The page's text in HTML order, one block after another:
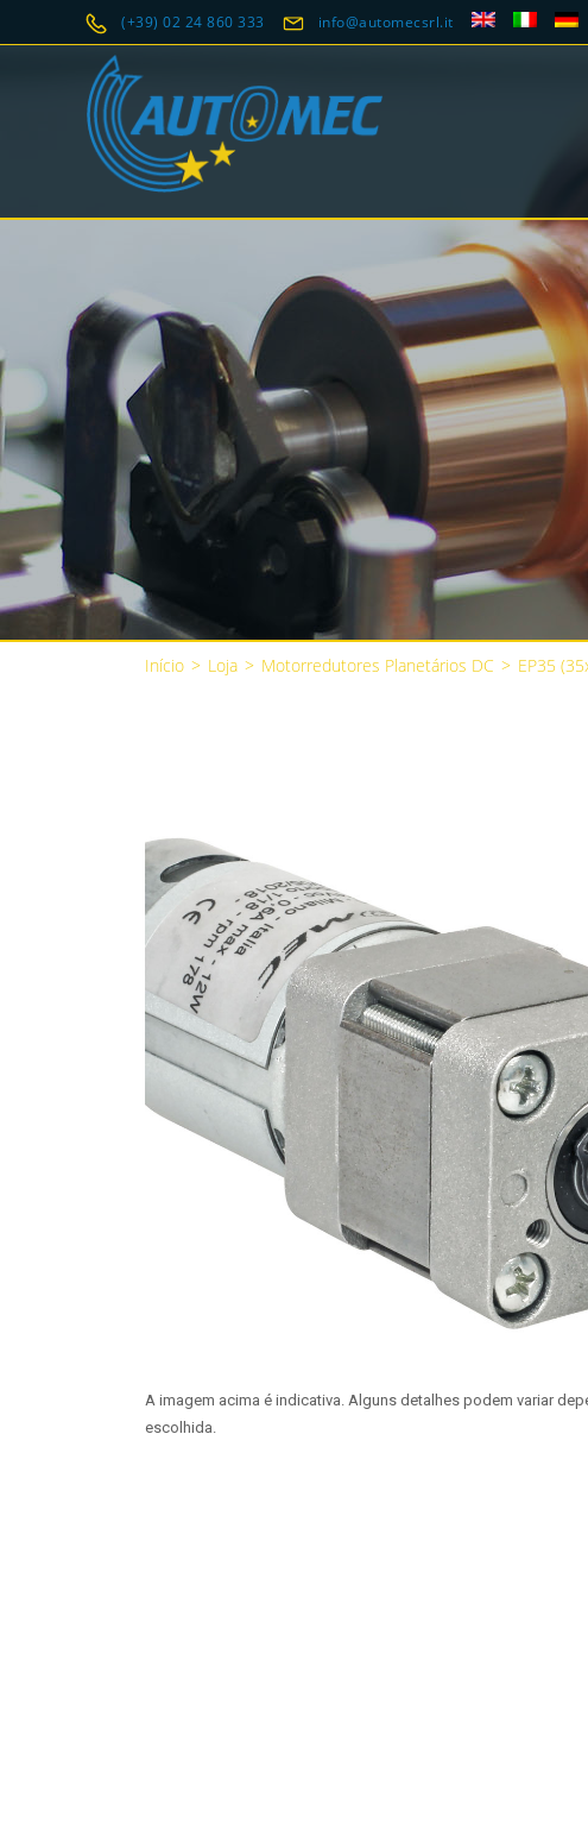
(+39) 02 24 860 333 info@automecsrl.it
Início > Loja > Motorredutores Planetários DC > EP35
A imagem acima é indicativa. Alguns detalhes podem variar
escolhida.